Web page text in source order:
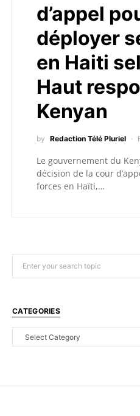
d’appel
déployer
en Haiti
Haut
Kenyan
by Redaction Télé Pluriel
Le gouvernement du
décision de la cour
forces en Haïti,…
CATEGORIES